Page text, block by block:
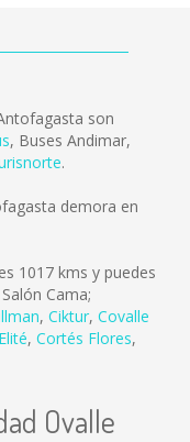
son
, Buses Andimar,
.
demora en
1017 kms y puedes
Cama;
, Ciktur, Covalle
, Cortés Flores,
Ovalle